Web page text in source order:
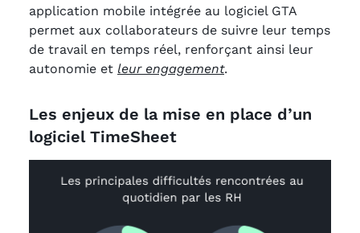
application mobile intégrée au logiciel GTA
permet aux collaborateurs de suivre leur temps
de travail en temps réel, renforçant ainsi leur
autonomie et leur engagement.
Les enjeux de la mise en place d’un
logiciel TimeSheet